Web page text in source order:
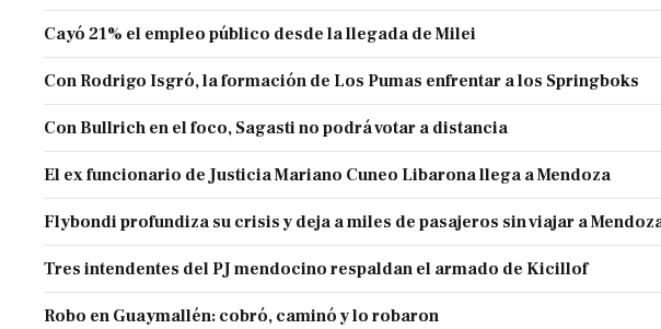
Cayó 21% el empleo público desde la llegada de Milei
Con Rodrigo Isgró, la formación de Los Pumas enfrentar a los Springboks
Con Bullrich en el foco, Sagasti no podrá votar a distancia
El ex funcionario de Justicia Mariano Cuneo Libarona llega a Mendoza
Flybondi profundiza su crisis y deja a miles de pasajeros sin viajar a
Tres intendentes del PJ mendocino respaldan el armado de Kicillof
Robo en Guaymallén: cobró, caminó y lo robaron